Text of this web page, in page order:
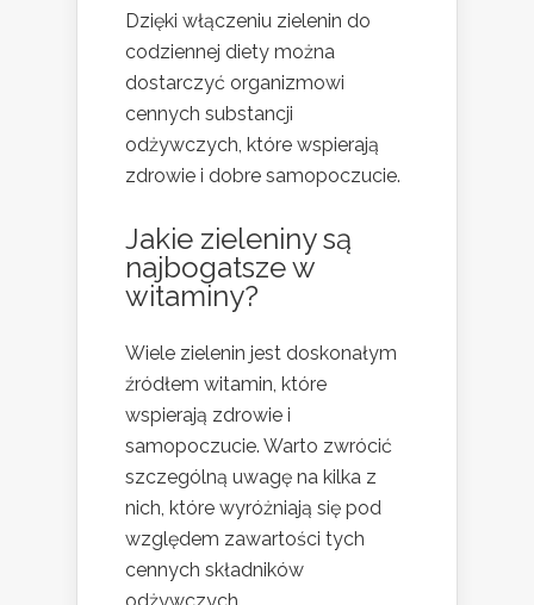
Dzięki włączeniu zielenin do
codziennej diety można
dostarczyć organizmowi
cennych substancji
odżywczych, które wspierają
zdrowie i dobre samopoczucie.
Jakie zieleniny są
najbogatsze w
witaminy?
Wiele zielenin jest doskonałym
źródłem witamin, które
wspierają zdrowie i
samopoczucie. Warto zwrócić
szczególną uwagę na kilka z
nich, które wyróżniają się pod
względem zawartości tych
cennych składników